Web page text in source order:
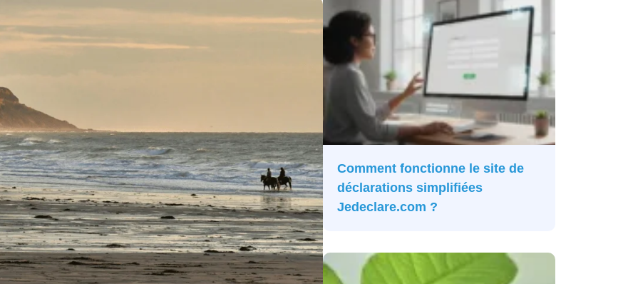
Comment fonctionne le site de
déclarations simplifiées
Jedeclare.com ?